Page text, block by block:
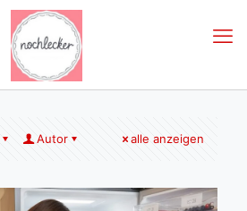
Autor alle anzeigen